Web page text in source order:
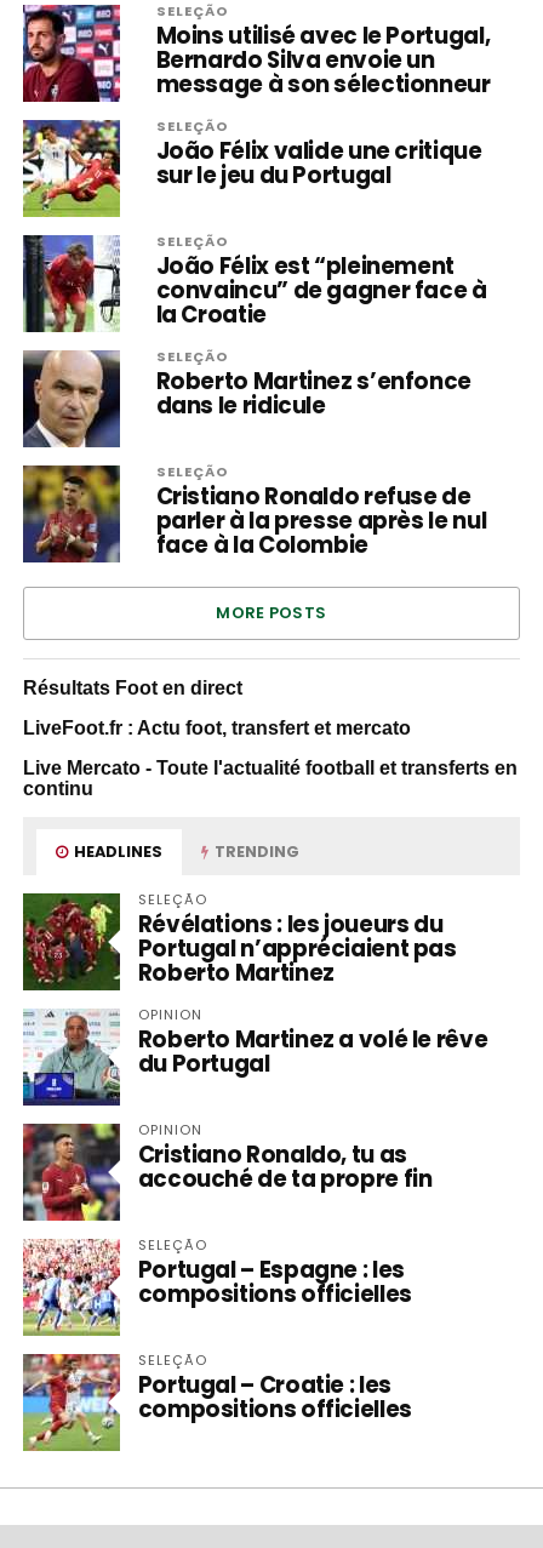
SELEÇÃO
Moins utilisé avec le Portugal,
Bernardo Silva envoie un
message à son sélectionneur
SELEÇÃO
João Félix valide une critique
sur le jeu du Portugal
SELEÇÃO
João Félix est “pleinement
convaincu” de gagner face à
la Croatie
SELEÇÃO
Roberto Martinez s’enfonce
dans le ridicule
SELEÇÃO
Cristiano Ronaldo refuse de
parler à la presse après le nul
face à la Colombie
MORE POSTS
Résultats Foot en direct
LiveFoot.fr : Actu foot, transfert et mercato
Live Mercato - Toute l'actualité football et transferts en
continu
HEADLINES TRENDING
SELEÇÃO
Révélations : les joueurs du
Portugal n’appréciaient pas
Roberto Martinez
OPINION
Roberto Martinez a volé le rêve
du Portugal
OPINION
Cristiano Ronaldo, tu as
accouché de ta propre fin
SELEÇÃO
Portugal – Espagne : les
compositions officielles
SELEÇÃO
Portugal – Croatie : les
compositions officielles